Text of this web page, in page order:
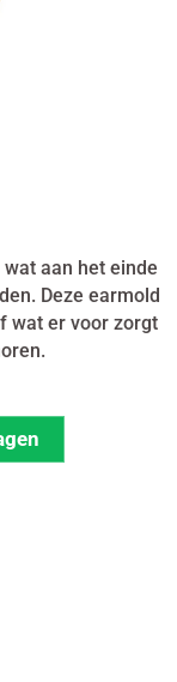
aan het einde
Deze earmold
wat er voor zorgt